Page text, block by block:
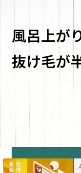
風呂上が
抜け毛が